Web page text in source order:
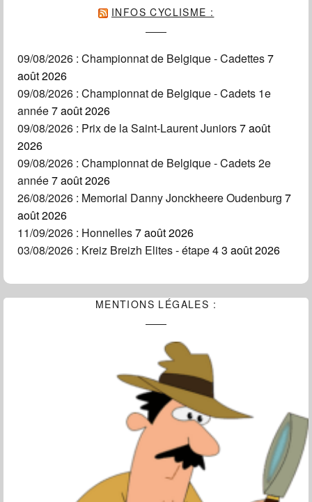
INFOS CYCLISME :
09/08/2026 : Championnat de Belgique - Cadettes 7
août 2026
09/08/2026 : Championnat de Belgique - Cadets 1e
année7 août 2026
09/08/2026 : Prix de la Saint-Laurent Juniors 7 août
2026
09/08/2026 : Championnat de Belgique - Cadets 2e
année7 août 2026
26/08/2026 : Memorial Danny Jonckheere Oudenburg 7
août 2026
11/09/2026 : Honnelles 7 août 2026
03/08/2026 : Kreiz Breizh Elites - étape 4 3 août 2026
MENTIONS LÉGALES :